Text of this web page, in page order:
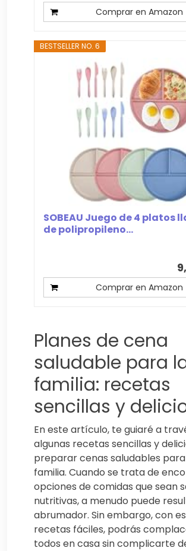
Comprar en Amazon
BESTSELLER NO. 6
SOBEAU Juego de 4 platos
de polipropileno...
Comprar en Amazon
Planes de cena
saludable para
familia: recetas
sencillas y
En este artículo, te guiaré a
algunas recetas sencillas y
preparar cenas saludables
familia. Cuando se trata de
opciones de comidas que sean
nutritivas, a menudo puede
abrumador. Sin embargo, con
recetas fáciles, podrás
todos en casa sin complicarte